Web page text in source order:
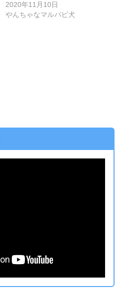
2020年11月10日
やんちゃなマルパピ犬